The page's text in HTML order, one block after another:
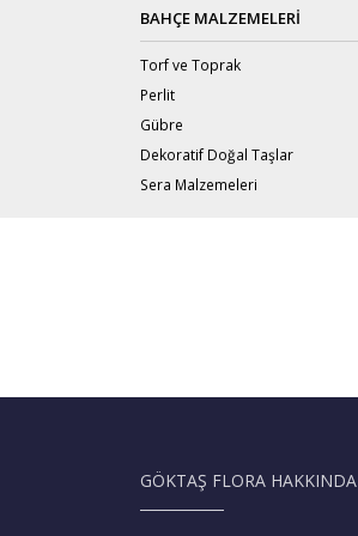
BAHÇE MALZEMELERI
Torf ve Toprak
Perlit
Gübre
Dekoratif Doğal Taşlar
Sera Malzemeleri
GÖKTAŞ FLORA HAKKINDA